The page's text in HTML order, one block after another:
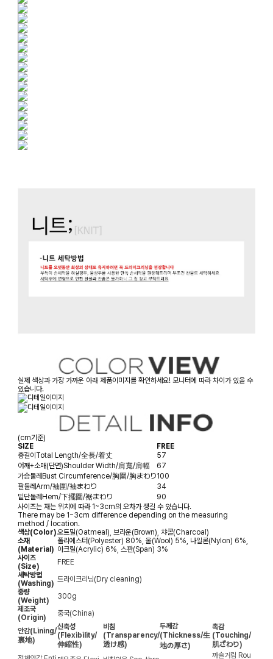
실제 색상과 가장 가까운 아래 제품이미지를 확인하세요! 모니터에 따라 차이가 있을 수
있습니다.
(cm기준)
SIZE
FREE
총길이 Total Length/全長/着丈
57
어깨+소매(단면)Shoulder Width/肩寬/肩幅
67
가슴둘레 Bust Circumference/胸圍/胸まわり100
팔둘레 Arm/袖圍/袖まわり
34
밑단둘레 Hem/下擺圍/裾まわり
90
사이즈는 재는 위치에 따라 1~3cm의 오차가 생길 수 있습니다.
There may be 1~3cm difference depending on the measuring
method / location.
색상(Color)오트밀(Oatmeal), 브라운(Brown), 챠콜(Charcoal)
소재
(Material)
폴리에스터(Polyester) 80%, 울(Wool) 5%, 나일론(Nylon) 6%,
아크릴(Acrylic) 6%, 스판(Span) 3%
사이즈
(Size)
FREE
세탁방법
(Washing) 드라이크리닝(Dry cleaning)
중량
(Weight)
300g
제조국
(Origin)
중국(China)
안감(Lining/
裏地)
신축성
(Flexibility/
伸縮性)
비침
(Transparency/
透け感)
두께감
(Thickness/生
地の厚さ)
촉감
(Touching/
肌ざわり)
까슬거림 Rou